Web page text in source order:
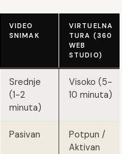
VIDEO
SNIMAK
VIRTUELNA
TURA (360
WEB
STUDIO)
Srednje
(1-2
minuta)
Visoko (5-
10 minuta)
Pasivan
Potpun /
Aktivan